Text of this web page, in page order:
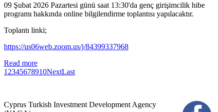
09 Şubat 2026 Pazartesi günü saat 13:30'da genç girişimcilik hibe
programı hakkında online bilgilendirme toplantısı yapılacaktır.
Toplantı linki;
https://us06web.zoom.us/j/84399337968
Read more
1 2345678910NextLast
Cyprus Turkish Investment Development Agency